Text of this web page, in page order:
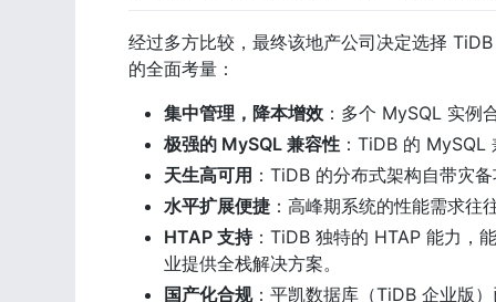
经过多方比较，最终该地产公司决定选择
的全面考量：
集中管理，降本增效 ：多个 MySQL 实
极强的 MySQL 兼容性 ：TiDB 的
天生高可用 ：TiDB 的分布式架构自带灾
水平扩展便捷 ：高峰期系统的性能需求
HTAP 支持：TiDB 独特的 HTAP 能力，
业提供全栈解决方案。
国产化合规：平凯数据库（TiDB 企业版